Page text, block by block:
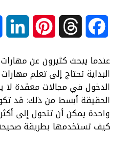
c
e
b
r
e
a
n
t
e
n
k
e
عندما يبحث كثيرون عن مهارات
البداية تحتاج إلى تعلم
الدخول في مجالات معقدة لا
الحقيقة أبسط من ذلك: قد
واحدة يمكن أن تتحول إلى
كيف تستخدمها بطريقة